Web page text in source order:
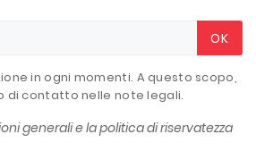
OK
in ogni momenti. A questo scopo,
di contatto nelle note legali.
generali e la politica di riservatezza